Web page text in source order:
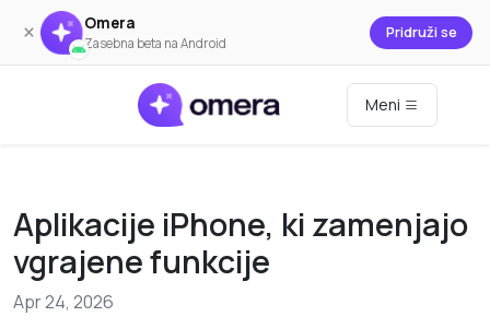
× Omera
Zasebna beta na Android
Pridruži se
Meni
Aplikacije iPhone, ki zamenjajo
vgrajene funkcije
Apr 24, 2026